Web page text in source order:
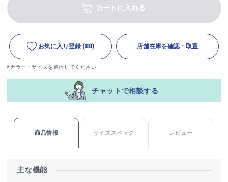
カートに入れる
お気に入り登録 (88) 店舗在庫を確認・取置
※カラー・サイズを選択してください
チャットで相談する
商品情報 サイズスペック レビュー
主な機能